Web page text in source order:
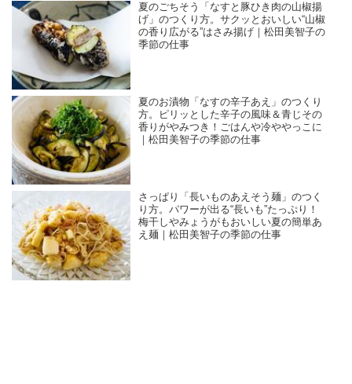
夏のごちそう「なすと豚ひき肉の山椒揚
げ」のつくり方。サクッとおいしい“山椒
の香り広がる”はさみ揚げ｜松田美智子の
季節の仕事
夏のお漬物「なすの辛子あえ」のつくり
方。ピリッとした辛子の風味＆青じその
香りがやみつき！ごはんや冷ややっこに
｜松田美智子の季節の仕事
さっぱり「長いものあえそう麺」のつく
り方。パワーが出る“長いも”たっぷり！
梅干しやみょうがもおいしい夏の簡単あ
え麺｜松田美智子の季節の仕事